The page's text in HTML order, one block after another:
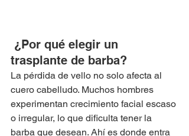
trasplante de barba?
La pérdida de vello no solo afecta al
cuero cabelludo. Muchos hombres
experimentan crecimiento facial escaso
o irregular, lo que dificulta tener la
barba que desean. Ahí es donde entra